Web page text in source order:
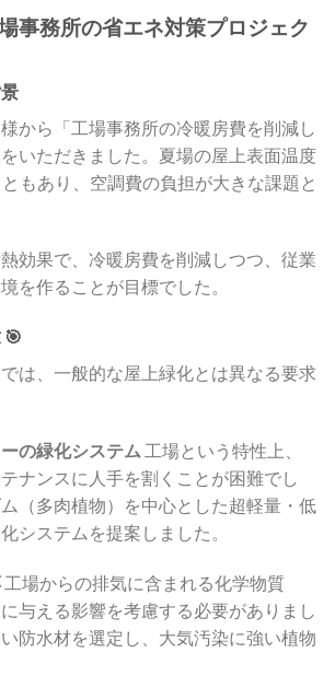
事務所の省エネ対策プロジェク
から「工場事務所の冷暖房費を削減し
いただきました。夏場の屋上表面温度
もあり、空調費の負担が大きな課題と
効果で、冷暖房費を削減しつつ、従業
を作ることが目標でした。
🎯
は、一般的な屋上緑化とは異なる要求
の緑化システム 工場という特性上、
ナンスに人手を割くことが困難でし
（多肉植物）を中心とした超軽量・低
システムを提案しました。
工場からの排気に含まれる化学物質
与える影響を考慮する必要がありまし
防水材を選定し、大気汚染に強い植物